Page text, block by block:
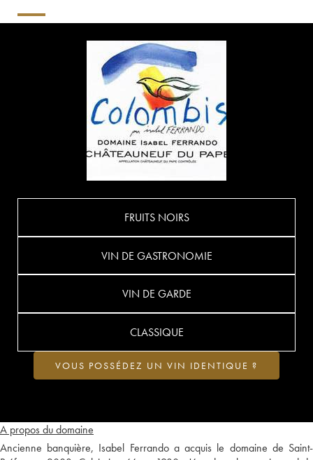
A propos du domaine
Ancienne banquière, Isabel Ferrando a acquis le domaine de Saint-
FRUITS NOIRS
VIN DE GASTRONOMIE
VIN DE GARDE
CLASSIQUE
VOUS POSSÉDEZ UN VIN IDENTIQUE ?